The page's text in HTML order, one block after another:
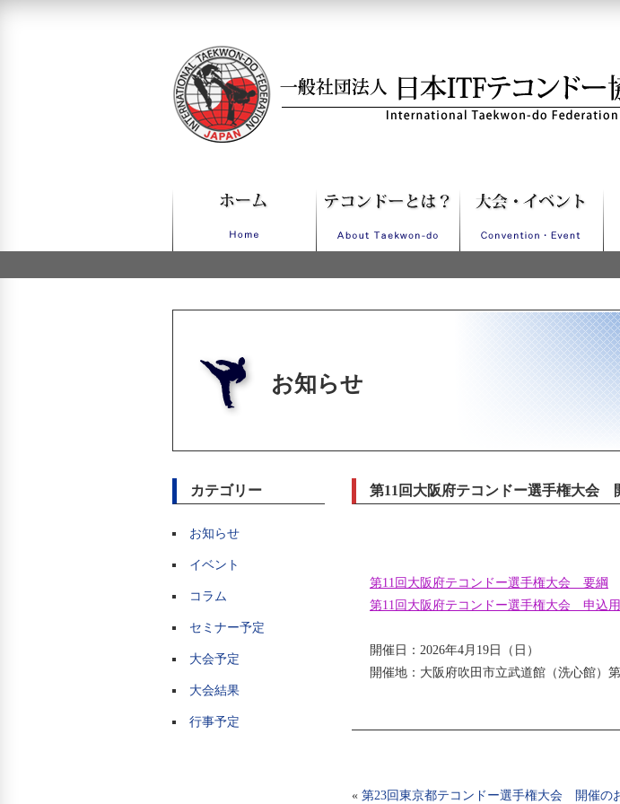
お知らせ
カテゴリー
お知らせ
イベント
コラム
セミナー予定
大会予定
大会結果
行事予定
第11回大阪府テコンドー選手権大会
第11回大阪府テコンドー選手権大会 要綱
第11回大阪府テコンドー選手権大会 申込
開催日：2026年4月19日（日）
開催地：大阪府吹田市立武道館（洗心館）
« 第23回東京都テコンドー選手権大会 開催の